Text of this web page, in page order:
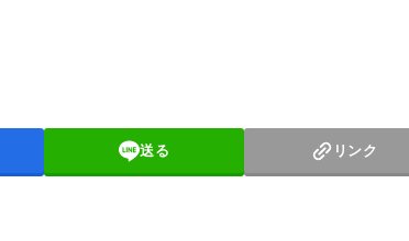
送る リンク